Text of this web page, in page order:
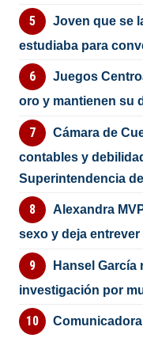
Joven que se
estudiaba para
Juegos
oro y mantienen su
Cámara de
contables y
Superintendencia
Alexandra
sexo y deja
Hansel García
investigación por